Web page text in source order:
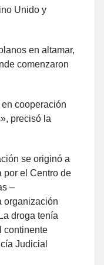
Unido y
en altamar,
comenzaron
cooperación
precisó la
se originó a
por el Centro de
–
organización
droga tenía
continente
Judicial